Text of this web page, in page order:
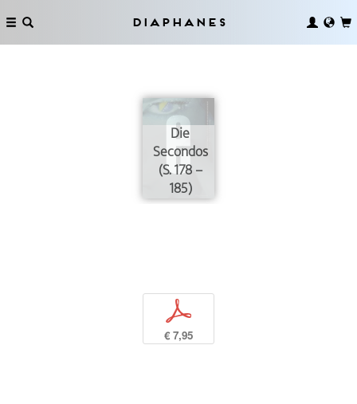
Diaphanes
Die
Secondos
(S. 178 –
185)
p
€ 7,95